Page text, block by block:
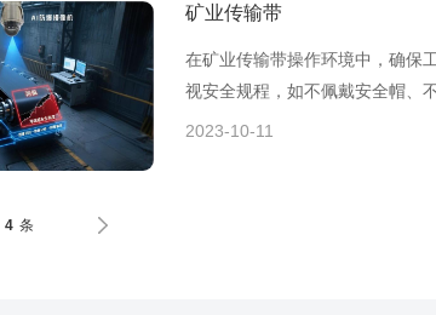
矿业传输带
在矿业传输带操作环境中，确保
视安全规程，如不佩戴安全帽、
杆或皮带故障而停
2023-10-11
4 条